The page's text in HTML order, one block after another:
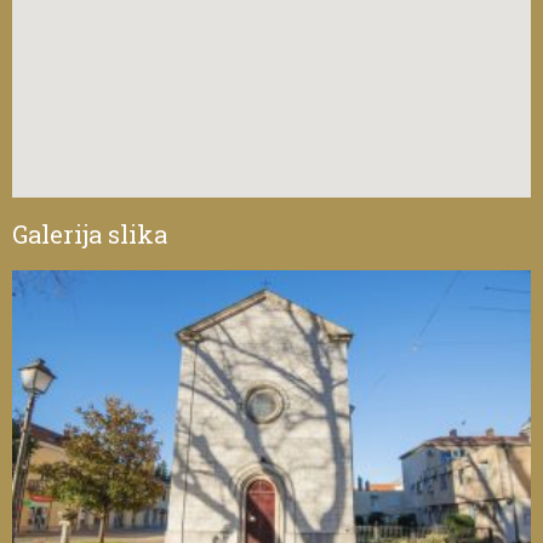
Galerija slika